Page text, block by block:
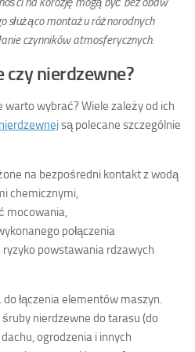
służąco montażu różnorodnych
czynników atmosferycznych.
nierdzewne?
warto wybrać? Wiele zależy od ich
są polecane szczególnie
na bezpośredni kontakt z wodą
chemicznymi,
mocowania,
połączenia
powstawania rdzawych
łączenia elementów maszyn.
nierdzewne do tarasu (do
ogrodzenia i innych